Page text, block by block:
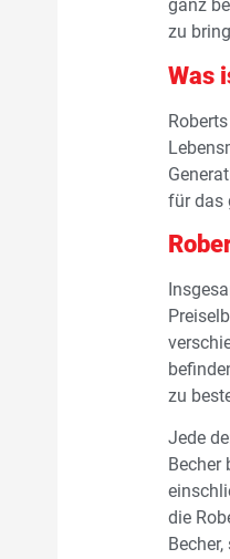
ganz
zu
Was
für das
zu
Jede
Becher
die